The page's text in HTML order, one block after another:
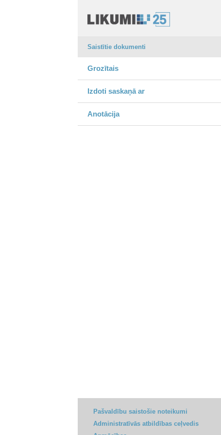
Saistītie dokumenti
Grozītais
Izdoti saskaņā ar
Anotācija
Pašvaldību saistošie noteikumi
Administratīvās atbildības ceļvedis